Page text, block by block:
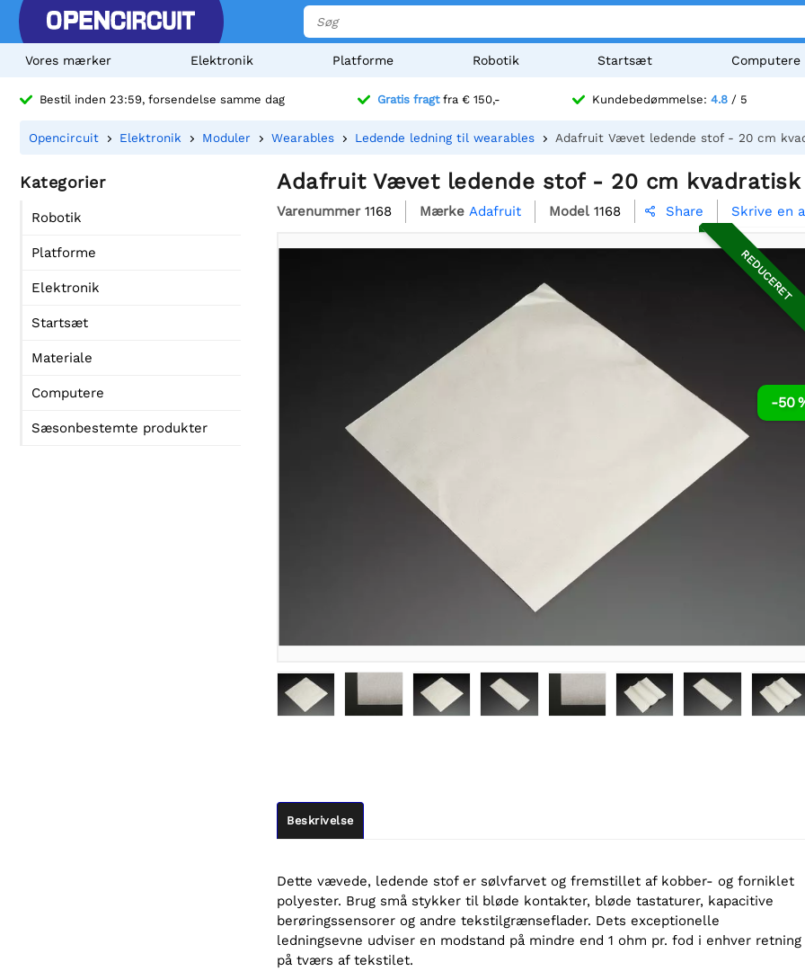
Vores mærker Elektronik Platforme Robotik Startsæt Computere
Bestil inden 23:59, forsendelse samme dag Gratis fragtfra € 150,- Kundebedømmelse: 4.8 / 5
Opencircuit Elektronik Moduler Wearables Ledende ledning til wearables Adafruit Vævet ledende stof - 20 cm
Kategorier
Robotik
Platforme
Elektronik
Startsæt
Materiale
Computere
Sæsonbestemte produkter
Adafruit Vævet ledende stof - 20 cm kvadratisk
Varenummer 1168 Mærke Adafruit Model 1168  Share Skrive en
-50
REDUCERET
Beskrivelse
Dette vævede, ledende stof er sølvfarvet og fremstillet af kobber- og forniklet
polyester. Brug små stykker til bløde kontakter, bløde tastaturer, kapacitive
berøringssensorer og andre tekstilgrænseflader. Dets exceptionelle
ledningsevne udviser en modstand på mindre end 1 ohm pr. fod i enhver retning
på tværs af tekstilet.